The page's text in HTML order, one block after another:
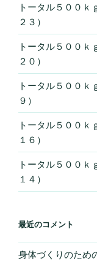
トータル５００
２３）
トータル５００
２０）
トータル５００
９）
トータル５００
１６）
トータル５００
１４）
最近のコメント
身体づくりのため